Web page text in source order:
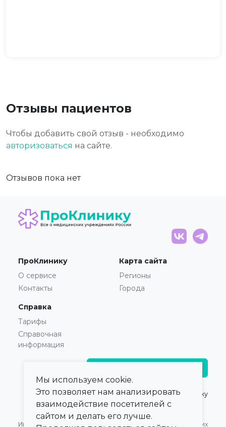
Отзывы пациентов
Чтобы добавить свой отзыв - необходимо
авторизоваться на сайте.
Отзывов пока нет
ПроКлинику
О сервисе
Контакты
Карта сайта
Регионы
Города
Справка
Тарифы
Справочная
информация
© 2021 — 2026,ПроКлинику
Информация, Оферта для Юридических
Мы используем cookie.
Это позволяет нам анализировать
взаимодействие посетителей с
сайтом и делать его лучше.